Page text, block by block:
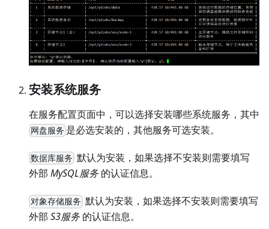
安装系统服务
在服务配置页面中，可以选择安装哪些系统服务，其中
网盘服务 是必选安装的，其他服务可选安装。
数据库服务 默认为安装，如果选择不安装则需要填写
外部 MySQL服务的认证信息。
对象存储服务 默认为安装，如果选择不安装则需要填写
外部 S3服务的认证信息。